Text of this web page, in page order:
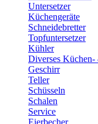
Untersetzer
Küchengeräte
Schneidebretter
Topfuntersetzer
Kühler
Diverses Küchen-
Geschirr
Teller
Schüsseln
Schalen
Service
Eierbecher